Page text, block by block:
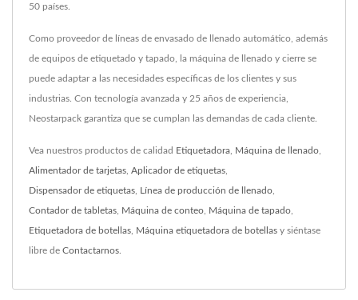
50 países.
Como proveedor de líneas de envasado de llenado automático, además
de equipos de etiquetado y tapado, la máquina de llenado y cierre se
puede adaptar a las necesidades específicas de los clientes y sus
industrias. Con tecnología avanzada y 25 años de experiencia,
Neostarpack garantiza que se cumplan las demandas de cada cliente.
Vea nuestros productos de calidad Etiquetadora Máquina de llenado
Alimentador de tarjetas Aplicador de etiquetas
Dispensador de etiquetas Línea de producción de llenado
Contador de tabletas Máquina de conteo Máquina de tapado
Etiquetadora de botellas Máquina etiquetadora de botellas y siéntase
libre de Contactarnos